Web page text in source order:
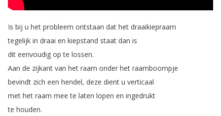
Is bij u het probleem ontstaan dat het draaikiepraam
tegelijk in draai en kiepstand staat dan is
dit eenvoudig op te lossen.
Aan de zijkant van het raam onder het raamboompje
bevindt zich een hendel, deze dient u verticaal
met het raam mee te laten lopen en ingedrukt
te houden.